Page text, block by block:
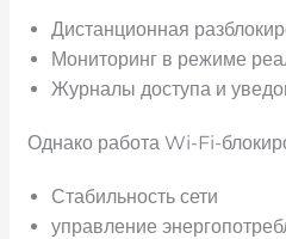
Дистанционная
Мониторинг в режиме
Журналы доступа и
Однако работа Wi-Fi-
Стабильность сети
управление